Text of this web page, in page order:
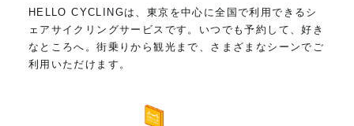
HELLO CYCLINGは、東京を中心に全国で利用できるシ
ェアサイクリングサービスです。いつでも予約して、好き
なところへ。街乗りから観光まで、さまざまなシーンでご
利用いただけます。